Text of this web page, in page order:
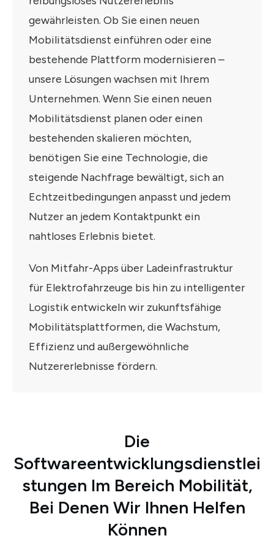
gewährleisten. Ob Sie einen neuen
Mobilitätsdienst einführen oder eine
bestehende Plattform modernisieren –
unsere Lösungen wachsen mit Ihrem
Unternehmen. Wenn Sie einen neuen
Mobilitätsdienst planen oder einen
bestehenden skalieren möchten,
benötigen Sie eine Technologie, die
steigende Nachfrage bewältigt, sich an
Echtzeitbedingungen anpasst und jedem
Nutzer an jedem Kontaktpunkt ein
nahtloses Erlebnis bietet.
Von Mitfahr-Apps über Ladeinfrastruktur
für Elektrofahrzeuge bis hin zu intelligenter
Logistik entwickeln wir zukunftsfähige
Mobilitätsplattformen, die Wachstum,
Effizienz und außergewöhnliche
Nutzererlebnisse fördern.
Die
Softwareentwicklungsdienstlei
Stungen Im Bereich Mobilität,
Bei Denen Wir Ihnen Helfen
Können